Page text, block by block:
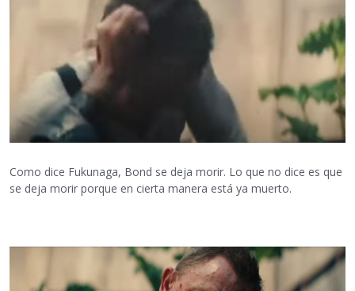
Como dice Fukunaga, Bond se deja morir. Lo que no dice es que
se deja morir porque en cierta manera está ya muerto.